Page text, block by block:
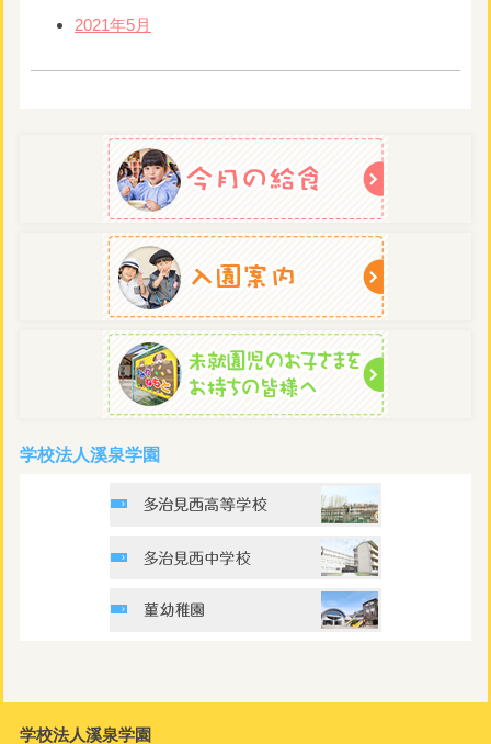
2021年5月
学校法人溪泉学園
学校法人溪泉学園